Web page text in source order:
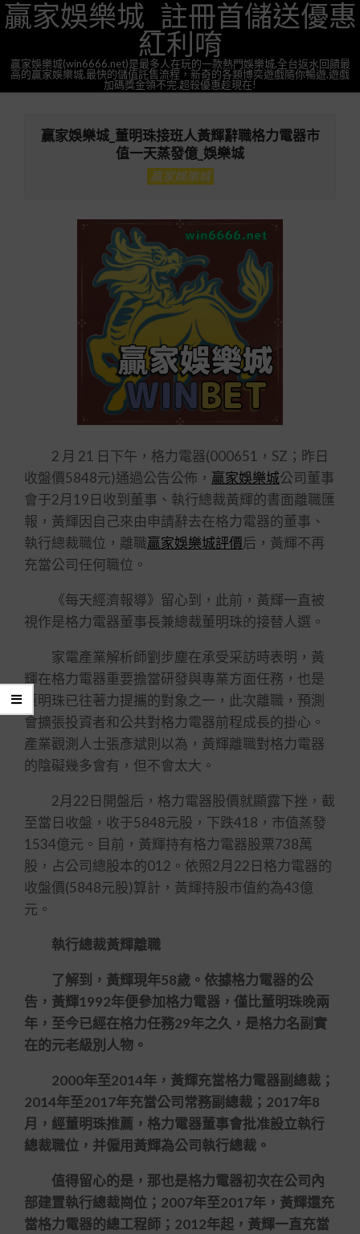
Skip
to贏家娛樂城_註冊首儲送優惠
紅利唷
贏家娛樂城(win6666.net)是最多人在玩的一款熱門娛樂城,全台返水回饋最
高的贏家娛樂城,最快的儲值託售流程，新奇的各類博奕遊戲隨你暢遊,遊戲
加碼獎金領不完.超殺優惠趁現在!
贏家娛樂城_董明珠接班人黃輝辭職格力電器市
值一天蒸發億_娛樂城
贏家娛樂城
2 月 21 日下午，格力電器(000651，SZ；昨日
收盤價5848元)通過公告公佈， 贏家娛樂城公司董事
會于2月19日收到董事、執行總裁黃輝的書面離職匯
報，黃輝因自己來由申請辭去在格力電器的董事、
執行總裁職位，離職贏家娛樂城評價后，黃輝不再
充當公司任何職位。
《每天經濟報導》留心到，此前，黃輝一直被
視作是格力電器董事長兼總裁董明珠的接替人選。
家電產業解析師劉步塵在承受采訪時表明，黃
輝在格力電器重要擔當研發與專業方面任務，也是
董明珠已往著力提攜的對象之一，此次離職，預測
會擴張投資者和公共對格力電器前程成長的掛心。
產業觀測人士張彥斌則以為，黃輝離職對格力電器
的陰礙幾多會有，但不會太大。
2月22日開盤后，格力電器股價就顯露下挫，截
至當日收盤，收于5848元股，下跌418，市值蒸發
1534億元。目前，黃輝持有格力電器股票738萬
股，占公司總股本的012。依照2月22日格力電器的
收盤價(5848元股)算計，黃輝持股市值約為43億
元。
執行總裁黃輝離職
了解到，黃輝現年58歲。依據格力電器的公
告，黃輝1992年便參加格力電器，僅比董明珠晚兩
年，至今已經在格力任務29年之久，是格力名副實
在的元老級別人物。
2000年至2014年，黃輝充當格力電器副總裁；
2014年至2017年充當公司常務副總裁；2017年8
月，經董明珠推薦，格力電器董事會批准設立執行
總裁職位，并僱用黃輝為公司執行總裁。
值得留心的是，那也是格力電器初次在公司內
部建置執行總裁崗位；2007年至2017年，黃輝還充
當格力電器的總工程師；2012年起，黃輝一直充當